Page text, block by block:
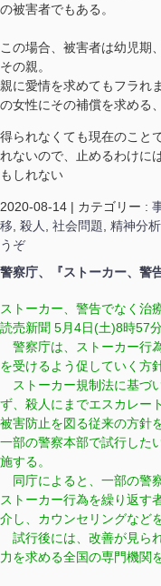
の被害者でもある。
この場合、被害者は幼児期
その親。
親に愛情を求めてもフラれ
の女性にその補償を求める、
得られなくても現在のこと
れないので、止めるわけに
もしれない
2020-08-14 | カテゴリー :
移 殺人 社会問題 精神分析
うぞ
警察庁、『ストーカー、警
ストーカー、警告でなく治
読売新聞 5月4日(土)8時57
警察庁は、ストーカー行
を受けるよう促していく方
ストーカー規制法に基づ
ず、殺人にまでエスカレー
被害防止を図る従来の方針
一部の警察本部で試行した
施する。
同庁によると、一部の警
ストーカー行為を繰り返す
介し、カウンセリングなど
試行後には、改善が見ら
力を求める全国の専門機関